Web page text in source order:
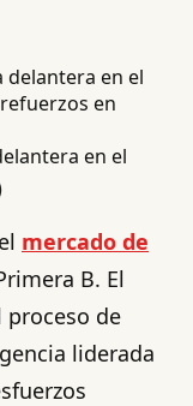
en el
mercado de
B. El
proceso de
liderada